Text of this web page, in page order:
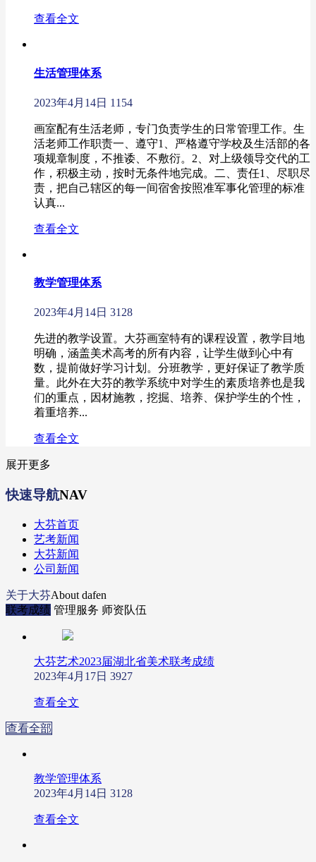
查看全文
生活管理体系
2023年4月14日 1154
画室配有生活老师，专门负责学生的日常管理工作。生
活老师工作职责一、遵守1、严格遵守学校及生活部的各
项规章制度，不推诿、不敷衍。2、对上级领导交代的工
作，积极主动，按时无条件地完成。二、责任1、尽职尽
责，把自己辖区的每一间宿舍按照准军事化管理的标准
认真...
查看全文
教学管理体系
2023年4月14日 3128
先进的教学设置。大芬画室特有的课程设置，教学目地
明确，涵盖美术高考的所有内容，让学生做到心中有
数，提前做好学习计划。分班教学，更好保证了教学质
量。此外在大芬的教学系统中对学生的素质培养也是我
们的重点，因材施教，挖掘、培养、保护学生的个性，
着重培养...
查看全文
展开更多
快速导航NAV
大芬首页
艺考新闻
大芬新闻
公司新闻
关于大芬About dafen
联考成绩 管理服务 师资队伍
大芬艺术2023届湖北省美术联考成绩
2023年4月17日 3927
查看全文
查看全部
教学管理体系
2023年4月14日 3128
查看全文